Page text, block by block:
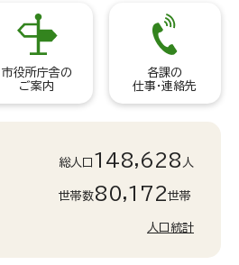
市役所庁舎の
ご案内
各課の
仕事・連絡先
総人口 148,628 人
世帯数80,172世帯
人口統計